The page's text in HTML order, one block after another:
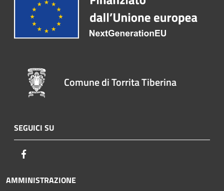
Comune di Torrita Tiberina
SEGUICI SU
AMMINISTRAZIONE